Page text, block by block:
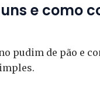
e como
pudim de pão e